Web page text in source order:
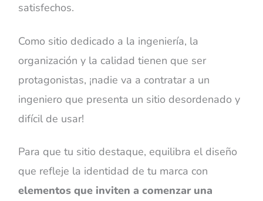
satisfechos.
Como sitio dedicado a la ingeniería, la
organización y la calidad tienen que ser
protagonistas, ¡nadie va a contratar a un
ingeniero que presenta un sitio desordenado y
difícil de usar!
Para que tu sitio destaque, equilibra el diseño
que refleje la identidad de tu marca con
elementos que inviten a comenzar una